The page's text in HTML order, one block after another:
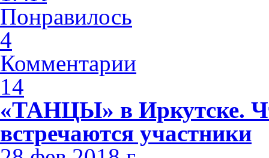
Понравилось
4
Комментарии
14
«ТАНЦЫ» в Иркутске.
встречаются участники